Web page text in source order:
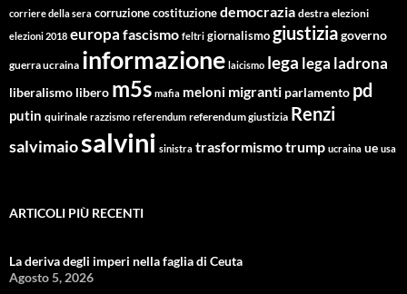
corriere della sera corruzionecostituzionedemocrazia destra elezioni
elezioni 2018 europa fascismo feltri giornalismogiustiziagoverno
guerra ucraina informazione laicismo lega lega ladrona
liberalismo libero m5s mafia meloni migranti parlamento pd
putin quirinale razzismo referendum referendum giustizia Renzi
salvimaiosalvini sinistra trasformismotrump ucraina ue usa
ARTICOLI PIÙ RECENTI
La deriva degli imperi nella faglia di Ceuta
Agosto 5, 2026